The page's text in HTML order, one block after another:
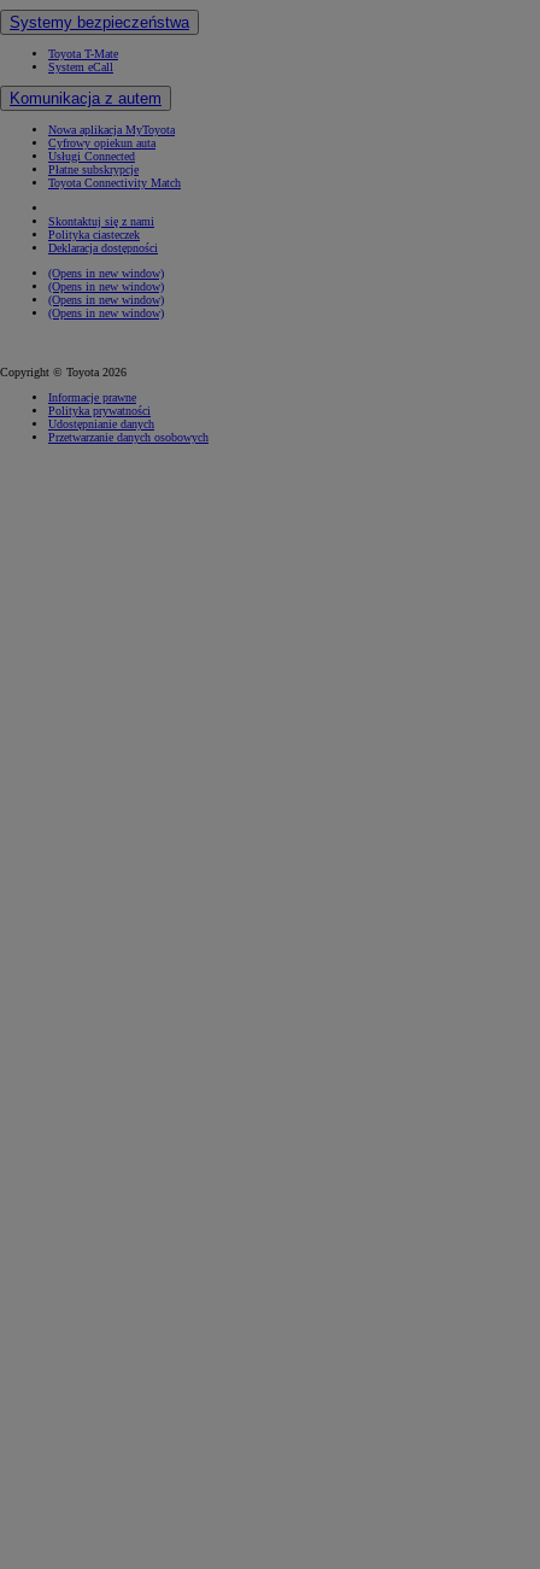
Systemy bezpieczeństwa
Toyota T-Mate
System eCall
Komunikacja z autem
Nowa aplikacja MyToyota
Cyfrowy opiekun auta
Usługi Connected
Płatne subskrypcje
Toyota Connectivity Match
Skontaktuj się z nami
Polityka ciasteczek
Deklaracja dostępności
(Opens in new window)
(Opens in new window)
(Opens in new window)
(Opens in new window)
Copyright © Toyota 2026
Informacje prawne
Polityka prywatności
Udostępnianie danych
Przetwarzanie danych osobowych